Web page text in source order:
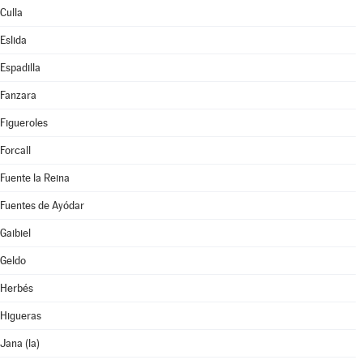
Culla
Eslida
Espadilla
Fanzara
Figueroles
Forcall
Fuente la Reina
Fuentes de Ayódar
Gaibiel
Geldo
Herbés
Higueras
Jana (la)